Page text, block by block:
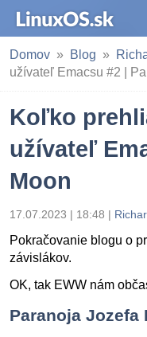
Domov Blog
užívateľ Emacsu #2 |
Koľko
užívateľ
Moon
17.07.2023 | 18:48 |
Pokračovanie blogu o
závislákov.
OK, tak EWW nám
Paranoja Jozefa